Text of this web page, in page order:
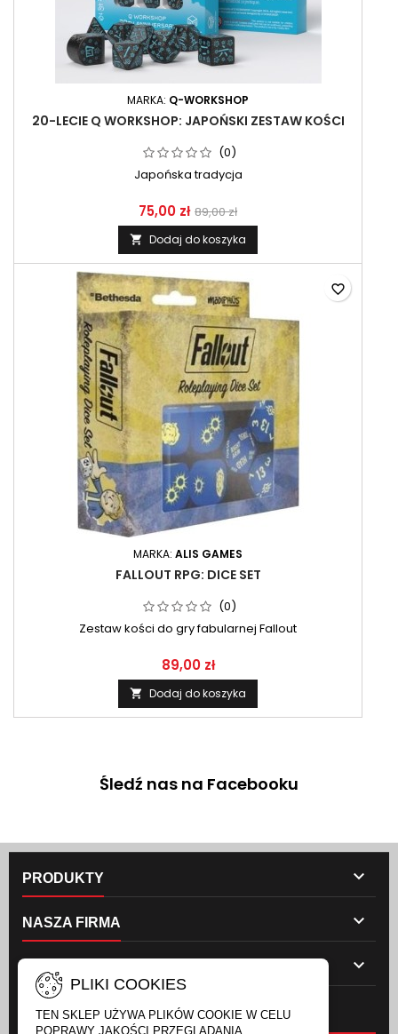
MARKA: Q-WORKSHOP
20-LECIE Q WORKSHOP: JAPOŃSKI ZESTAW KOŚCI
(0)
Japońska tradycja
75,00 zł 89,00 zł
 Dodaj do koszyka
MARKA: ALIS GAMES
FALLOUT RPG: DICE SET
(0)
Zestaw kości do gry fabularnej Fallout
89,00 zł
 Dodaj do koszyka
favorite_border
Śledź nas na Facebooku
PRODUKTY 
NASZA FIRMA 

PLIKI COOKIES
TEN SKLEP UŻYWA PLIKÓW COOKIE W CELU
POPRAWY JAKOŚCI PRZEGLĄDANIA.
NEWSLETTER